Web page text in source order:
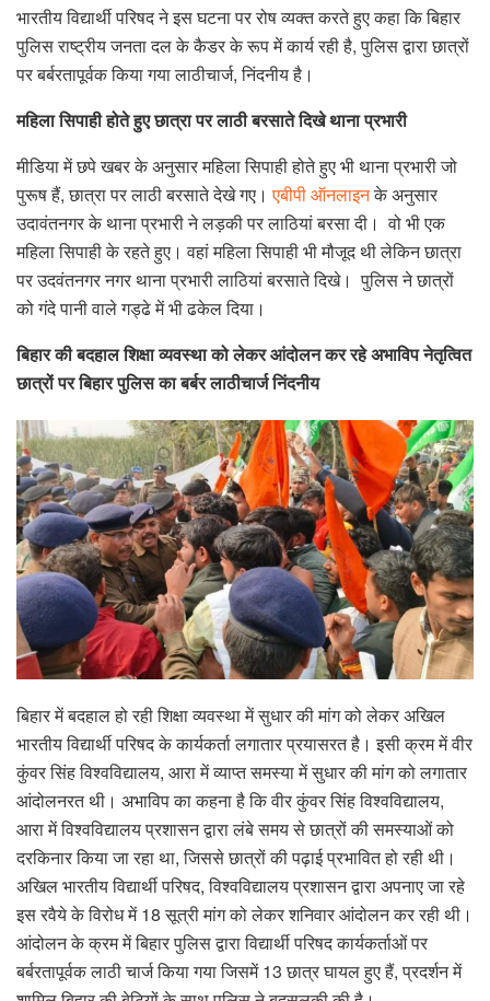
भारतीय विद्यार्थी परिषद ने इस घटना पर रोष व्यक्त करते हुए कहा कि बिहार
पुलिस राष्ट्रीय जनता दल के कैडर के रूप में कार्य रही है, पुलिस द्वारा छात्रों
पर बर्बरतापूर्वक किया गया लाठीचार्ज, निंदनीय है।
महिला सिपाही होते हुए छात्रा पर लाठी बरसाते दिखे थाना प्रभारी
मीडिया में छपे खबर के अनुसार महिला सिपाही होते हुए भी थाना प्रभारी जो
पुरूष हैं, छात्रा पर लाठी बरसाते देखे गए।एबीपी ऑनलाइनके अनुसार
उदावंतनगर के थाना प्रभारी ने लड़की पर लाठियां बरसा दी। वो भी एक
महिला सिपाही के रहते हुए। वहां महिला सिपाही भी मौजूद थी लेकिन छात्रा
पर उदवंतनगर नगर थाना प्रभारी लाठियां बरसाते दिखे। पुलिस ने छात्रों
को गंदे पानी वाले गड्ढे में भी ढकेल दिया।
बिहार की बदहाल शिक्षा व्यवस्था को लेकर आंदोलन कर रहे अभाविप नेतृत्वित
छात्रों पर बिहार पुलिस का बर्बर लाठीचार्ज निंदनीय
बिहार में बदहाल हो रही शिक्षा व्यवस्था में सुधार की मांग को लेकर अखिल
भारतीय विद्यार्थी परिषद के कार्यकर्ता लगातार प्रयासरत है। इसी क्रम में वीर
कुंवर सिंह विश्वविद्यालय, आरा में व्याप्त समस्या में सुधार की मांग को लगातार
आंदोलनरत थी। अभाविप का कहना है कि वीर कुंवर सिंह विश्वविद्यालय,
आरा में विश्वविद्यालय प्रशासन द्वारा लंबे समय से छात्रों की समस्याओं को
दरकिनार किया जा रहा था, जिससे छात्रों की पढ़ाई प्रभावित हो रही थी।
अखिल भारतीय विद्यार्थी परिषद, विश्वविद्यालय प्रशासन द्वारा अपनाए जा रहे
इस रवैये के विरोध में 18 सूत्री मांग को लेकर शनिवार आंदोलन कर रही थी।
आंदोलन के क्रम में बिहार पुलिस द्वारा विद्यार्थी परिषद कार्यकर्ताओं पर
बर्बरतापूर्वक लाठी चार्ज किया गया जिसमें 13 छात्र घायल हुए हैं, प्रदर्शन में